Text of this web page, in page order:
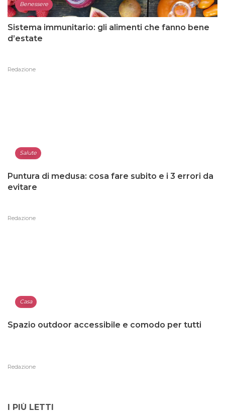
Benessere
Sistema immunitario: gli alimenti che fanno bene
d’estate
Redazione
Salute
Puntura di medusa: cosa fare subito e i 3 errori da
evitare
Redazione
Casa
Spazio outdoor accessibile e comodo per tutti
Redazione
I PIÙ LETTI